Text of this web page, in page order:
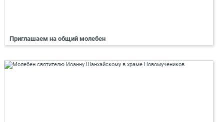
Приглашаем на общий молебен